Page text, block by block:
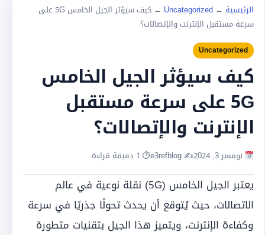
الرئيسية ←
Uncategorized
←
كيف سيؤثر الجيل الخامس 5G على
سرعة مستقبل الإنترنت والإتصالات؟
Uncategorized
كيف سيؤثر الجيل الخامس
5G على سرعة مستقبل
الإنترنت والإتصالات؟
نوفمبر 3, 2024 ✍️ e3refblog ⏱ 1 دقيقة قراءة
يعتبر الجيل الخامس (5G) نقلة نوعية في عالم
الاتصالات، حيث يُتوقع أن يحدث تحولًا جذريًا في سرعة
وكفاءة الإنترنت، ويتميز هذا الجيل بتقنيات متطورة